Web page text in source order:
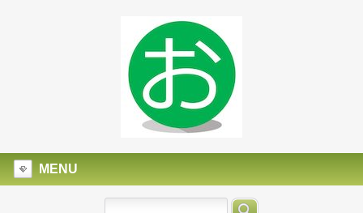
MENU